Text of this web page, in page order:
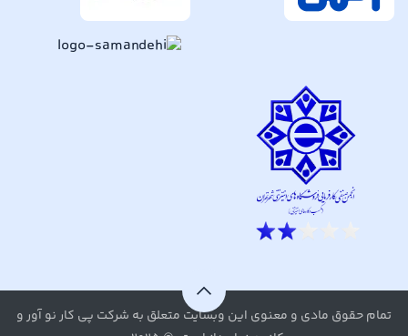
تمام حقوق مادی و معنوی این وبسایت متعلق به شرکت پی کار نو آور و